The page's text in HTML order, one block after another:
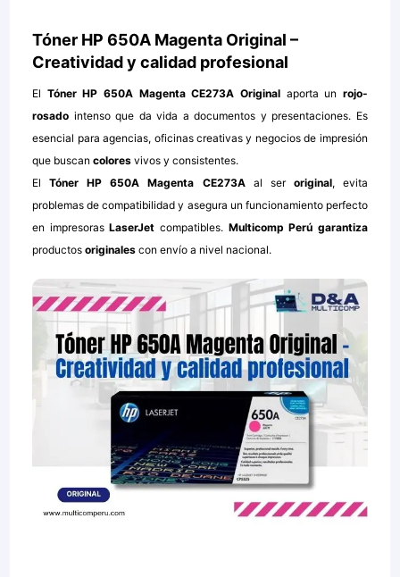
Tóner HP 650A Magenta Original –
Creatividad y calidad profesional
El Tóner HP 650A Magenta CE273A Originalaporta un rojo-
rosado intenso que da vida a documentos y presentaciones. Es
esencial para agencias, oficinas creativas y negocios de impresión
que buscancolores vivos y consistentes.
ElTóner HP 650A Magenta CE273Aal ser original, evita
problemas de compatibilidad y asegura un funcionamiento perfecto
en impresorasLaserJetcompatibles. Multicomp Perú garantiza
productosoriginalescon envío a nivel nacional.